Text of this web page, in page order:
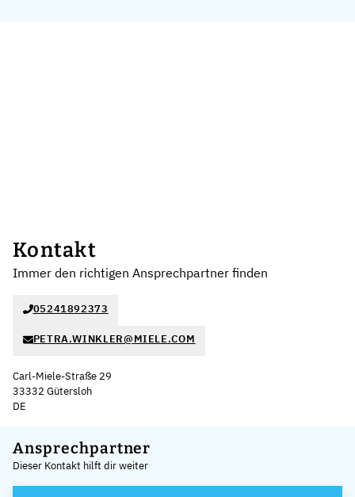
Kontakt
Immer den richtigen Ansprechpartner finden
05241892373
PETRA.WINKLER@MIELE.COM
Carl-Miele-Straße 29
33332 Gütersloh
DE
+
−
Ansprechpartner
Dieser Kontakt hilft dir weiter